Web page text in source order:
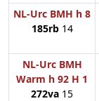
NL-Urc BMH h 8
185rb14
NL-Urc BMH
Warm h 92 H 1
272va 15